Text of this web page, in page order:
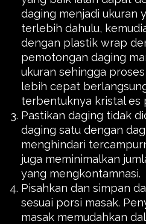
daging menjadi ukuran
terlebih dahulu,
dengan plastik wrap
pemotongan daging
ukuran sehingga
lebih cepat
terbentuknya kristal es
Pastikan daging tidak
daging satu dengan
menghindari
juga meminimalkan
yang mengkontamnasi.
Pisahkan dan simpan
sesuai porsi masak.
masak memudahkan